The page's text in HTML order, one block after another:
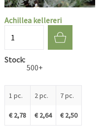
Achillea kellereri
Stock
500+
1 pc.
€ 2,78
2 pc.
€ 2,64
7 pc.
€ 2,50